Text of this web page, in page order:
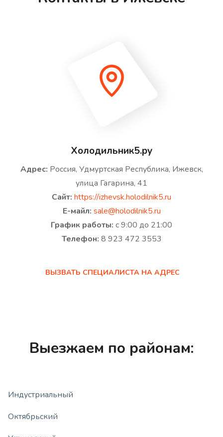
Холодильник5.ру
Адрес: Россия, Удмуртская Республика, Ижевск,
улица Гагарина, 41
Сайт: https://izhevsk.holodilnik5.ru
Е-майл: sale@holodilnik5.ru
График работы: с 9:00 до 21:00
Телефон: 8 923 472 3553
ВЫЗВАТЬ СПЕЦИАЛИСТА НА АДРЕС
Выезжаем по районам:
Индустриальный
Октябрьский